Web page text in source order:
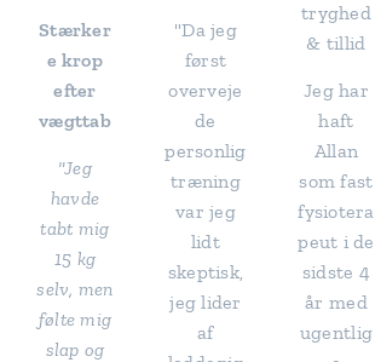
Stærker
e krop
efter
vægttab
"Jeg
havde
tabt mig
15 kg
selv, men
følte mig
slap og
"Da jeg
først
overveje
de
personlig
træning
var jeg
lidt
skeptisk,
jeg lider
af
tryghed
& tillid
Jeg har
haft
Allan
som fast
fysiotera
peut i de
sidste 4
år med
ugentlig